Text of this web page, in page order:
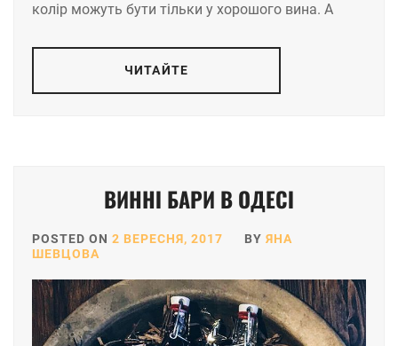
колір можуть бути тільки у хорошого вина. А
ЧИТАЙТЕ
ВИННІ БАРИ В ОДЕСІ
POSTED ON 2 ВЕРЕСНЯ, 2017 BY ЯНА
ШЕВЦОВА